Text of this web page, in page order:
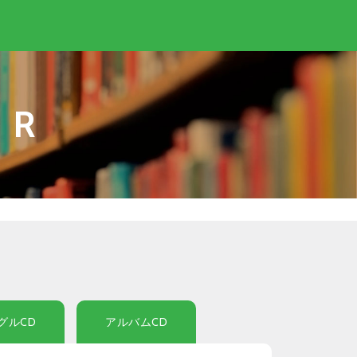
ルCD アルバムCD